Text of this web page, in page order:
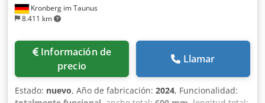
Kronberg im Taunus
8.411 km
Información de
precio
Llamar
Estado: nuevo, Año de fabricación: 2024, Funcionalidad: